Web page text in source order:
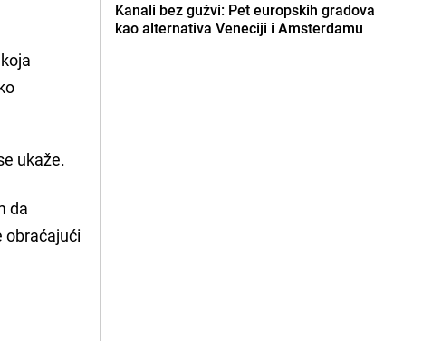
ukaže.
da
obraćajući
Kanali bez gužvi: Pet europskih gradova
kao alternativa Veneciji i Amsterdamu